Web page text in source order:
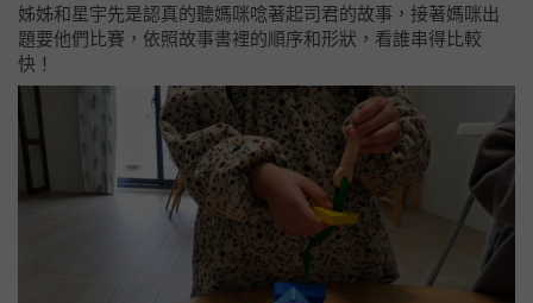
姊姊和星宇先是認真的聽媽咪唸著起司君的故事，接著媽咪出
題要他們比賽，依照故事書裡的順序和形狀，看誰串得比較
快！